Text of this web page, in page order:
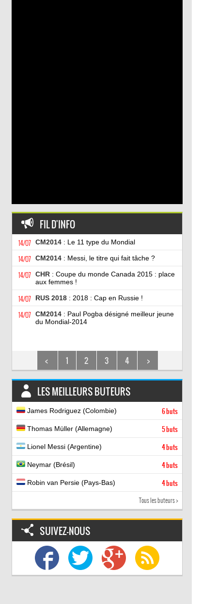
FIL D'INFO
14/07 CM2014: Le 11 type du Mondial
14/07 CM2014: Messi, le titre qui fait tâche ?
14/07 CHR: Coupe du monde Canada 2015 : place
aux femmes !
14/07 RUS 2018: 2018 : Cap en Russie !
14/07 CM2014: Paul Pogba désigné meilleur jeune
du Mondial-2014
< 1 2 3 4 >
LES MEILLEURS BUTEURS
James Rodriguez (Colombie) 6 buts
Thomas Müller (Allemagne) 5 buts
Lionel Messi (Argentine) 4 buts
Neymar (Brésil) 4 buts
Robin van Persie (Pays-Bas) 4 buts
Tous les buteurs >
SUIVEZ-NOUS